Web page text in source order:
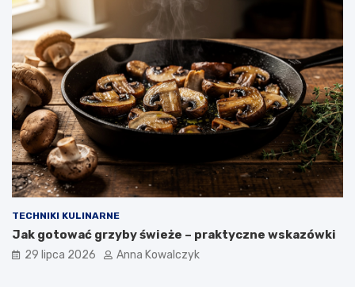
TECHNIKI KULINARNE
Jak gotować grzyby świeże – praktyczne wskazówki
29 lipca 2026 Anna Kowalczyk